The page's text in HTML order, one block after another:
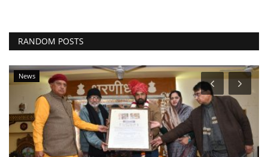
RANDOM POSTS
News